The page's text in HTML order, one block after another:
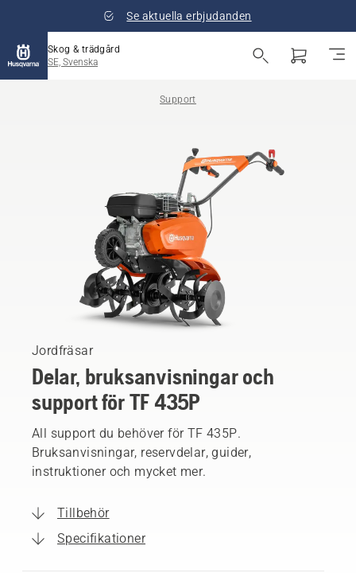
Se aktuella erbjudanden
Skog & trädgård
SE, Svenska
Support
Jordfräsar
Delar, bruksanvisningar och
support för TF 435P
All support du behöver för TF 435P.
Bruksanvisningar, reservdelar, guider,
instruktioner och mycket mer.
Tillbehör
Specifikationer